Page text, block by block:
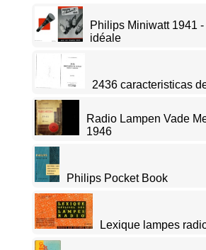
Philips Miniwatt 1941
idéale
2436 caracteristicas
Radio Lampen Vade
1946
Philips Pocket Book
Lexique lampes